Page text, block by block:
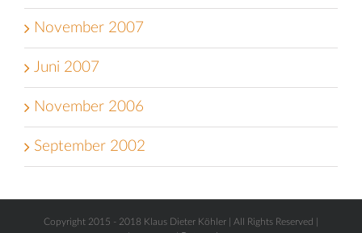
November 2007
Juni 2007
November 2006
September 2002
Copyright 2015 - 2018 Klaus Dieter Köhler | All Rights Reserved |